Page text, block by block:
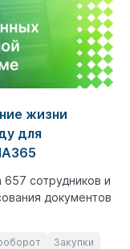
жизни
для
сотрудников и
документов
Закупки